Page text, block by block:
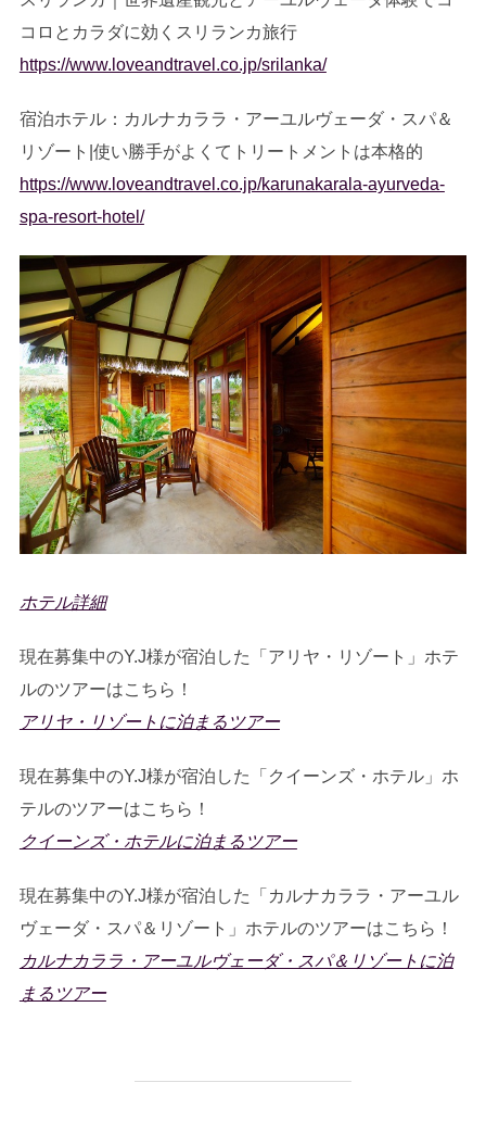
コロとカラダに効くスリランカ旅行
https://www.loveandtravel.co.jp/srilanka/
宿泊ホテル：カルナカララ・アーユルヴェーダ・スパ＆
リゾート|使い勝手がよくてトリートメントは本格的
https://www.loveandtravel.co.jp/karunakarala-ayurveda-
spa-resort-hotel/
ホテル詳細
現在募集中のY.J様が宿泊した「アリヤ・リゾート」ホテ
ルのツアーはこちら！
アリヤ・リゾートに泊まるツアー
現在募集中のY.J様が宿泊した「クイーンズ・ホテル」ホ
テルのツアーはこちら！
クイーンズ・ホテルに泊まるツアー
現在募集中のY.J様が宿泊した「カルナカララ・アーユル
ヴェーダ・スパ＆リゾート」ホテルのツアーはこちら！
カルナカララ・アーユルヴェーダ・スパ＆リゾートに泊
まるツアー